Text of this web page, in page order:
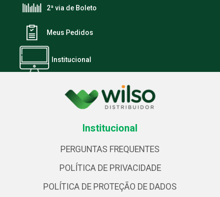
2ª via de Boleto
Meus Pedidos
Institucional
Institucional
PERGUNTAS FREQUENTES
POLÍTICA DE PRIVACIDADE
POLÍTICA DE PROTEÇÃO DE DADOS